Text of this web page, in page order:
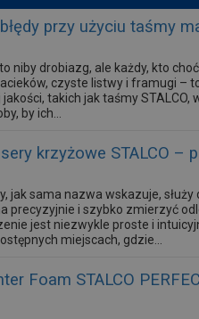
przy użyciu taśmy
niby drobiazg, ale każdy, kto
czyste listwy i framugi –
takich jak taśmy
by ich...
krzyżowe STALCO –
jak sama nazwa wskazuje,
precyzyjnie i szybko zmierzyć
jest niezwykle proste i
miejscach, gdzie...
Foam STALCO